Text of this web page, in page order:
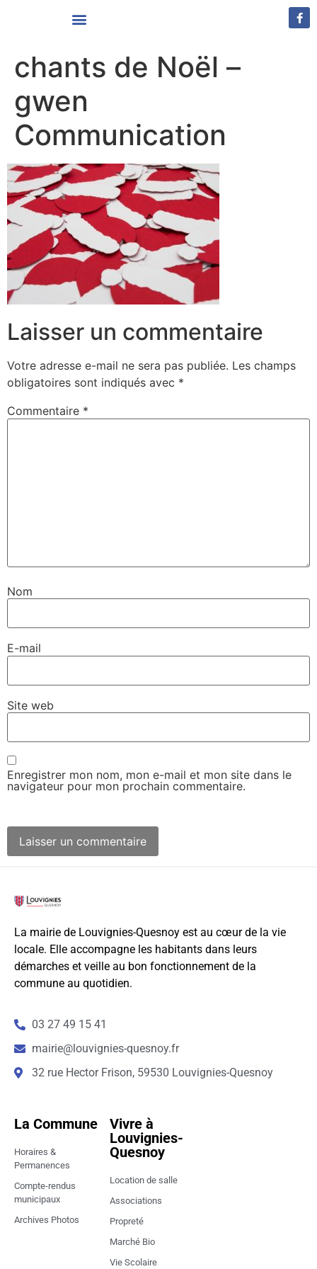
chants de Noël –
gwen
Communication
Laisser un commentaire
Votre adresse e-mail ne sera pas publiée. Les champs
obligatoires sont indiqués avec *
Commentaire *
Nom
E-mail
Site web
Enregistrer mon nom, mon e-mail et mon site dans le
navigateur pour mon prochain commentaire.
La mairie de Louvignies-Quesnoy est au cœur de la vie
locale. Elle accompagne les habitants dans leurs
démarches et veille au bon fonctionnement de la
commune au quotidien.
03 27 49 15 41
mairie@louvignies-quesnoy.fr
32 rue Hector Frison, 59530 Louvignies-Quesnoy
La Commune
Horaires &
Permanences
Compte-rendus
municipaux
Archives Photos
Vivre à
Louvignies-
Quesnoy
Location de salle
Associations
Propreté
Marché Bio
Vie Scolaire